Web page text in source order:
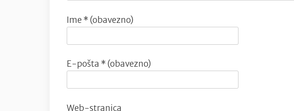
Ime * (obavezno)
E-pošta * (obavezno)
Web-stranica